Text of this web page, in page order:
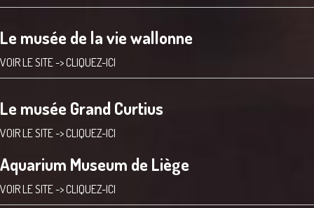
Le musée de la vie wallonne
VOIR LE SITE ->CLIQUEZ-ICI
Le musée Grand Curtius
VOIR LE SITE ->CLIQUEZ-ICI
Aquarium Museum de Liège
VOIR LE SITE ->CLIQUEZ-ICI